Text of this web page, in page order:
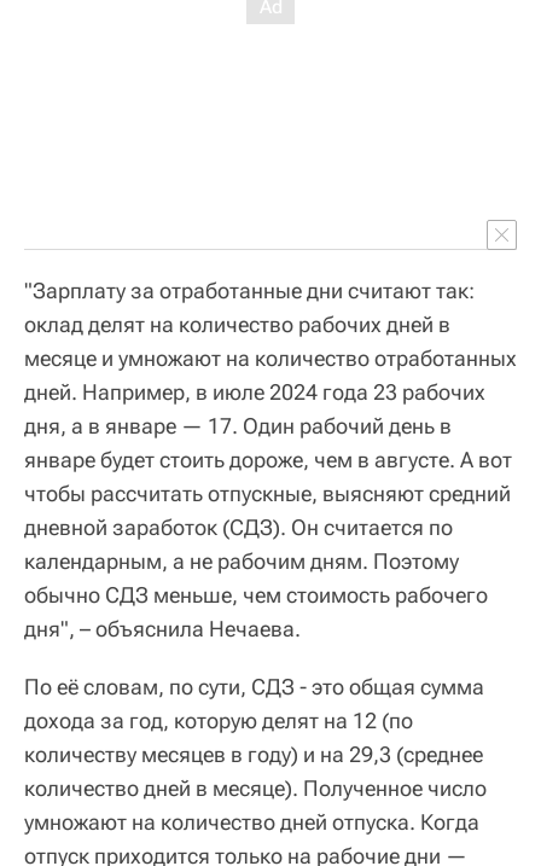
"Зарплату за отработанные дни считают так:
оклад делят на количество рабочих дней в
месяце и умножают на количество отработанных
дней. Например, в июле 2024 года 23 рабочих
дня, а в январе — 17. Один рабочий день в
январе будет стоить дороже, чем в августе. А вот
чтобы рассчитать отпускные, выясняют средний
дневной заработок (СДЗ). Он считается по
календарным, а не рабочим дням. Поэтому
обычно СДЗ меньше, чем стоимость рабочего
дня", – объяснила Нечаева.
По её словам, по сути, СДЗ - это общая сумма
дохода за год, которую делят на 12 (по
количеству месяцев в году) и на 29,3 (среднее
количество дней в месяце). Полученное число
умножают на количество дней отпуска. Когда
отпуск приходится только на рабочие дни —